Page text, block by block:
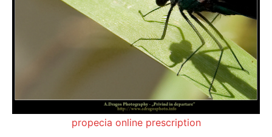
propecia online prescription